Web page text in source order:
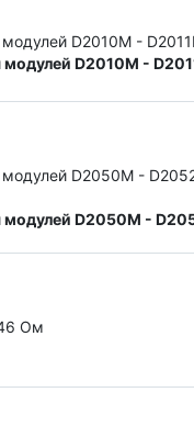
D2010M -
модулей D2010M -
D2050M -
модулей D2050M -
Ом